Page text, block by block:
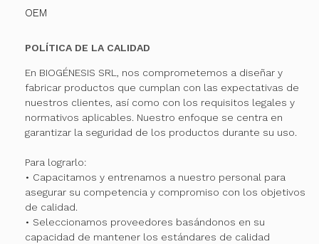
OEM
POLÍTICA DE LA CALIDAD
En BIOGÉNESIS SRL, nos comprometemos a diseñar y
fabricar productos que cumplan con las expectativas de
nuestros clientes, así como con los requisitos legales y
normativos aplicables. Nuestro enfoque se centra en
garantizar la seguridad de los productos durante su uso.
Para lograrlo:
• Capacitamos y entrenamos a nuestro personal para
asegurar su competencia y compromiso con los objetivos
de calidad.
• Seleccionamos proveedores basándonos en su
capacidad de mantener los estándares de calidad